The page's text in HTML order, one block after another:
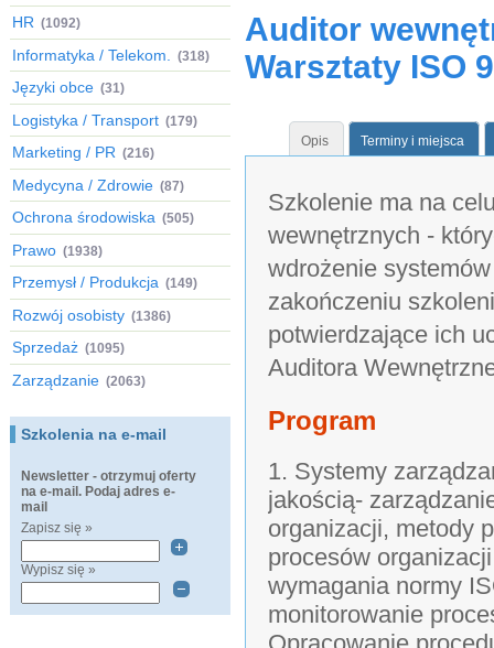
HR (1092)
Informatyka / Telekom. (318)
Języki obce (31)
Logistyka / Transport (179)
Marketing / PR (216)
Medycyna / Zdrowie (87)
Ochrona środowiska (505)
Prawo (1938)
Przemysł / Produkcja (149)
Rozwój osobisty (1386)
Sprzedaż (1095)
Zarządzanie (2063)
Szkolenia na e-mail
Newsletter - otrzymuj oferty
na e-mail. Podaj adres e-
mail
Zapisz się »
Wypisz się »
Auditor
Warsztaty ISO
Opis Terminy i miejsca
Szkolenie ma na
wewnętrznych -
wdrożenie
zakończeniu
potwierdzające ich
Auditora
Program
1. Systemy
jakością-
organizacji, metody
procesów
wymagania normy
monitorowanie